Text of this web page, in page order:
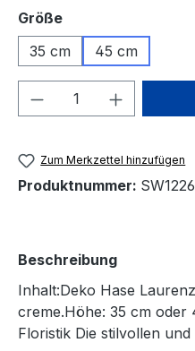
Größeauswählen
35 cm
45 cm
Produkt Anzahl:
Zum Merkzettel hinzufügen
Produktnummer:
Beschreibung
Inhalt:Deko Hase
creme.Höhe: 35 cm oder
Floristik Die stilvollen